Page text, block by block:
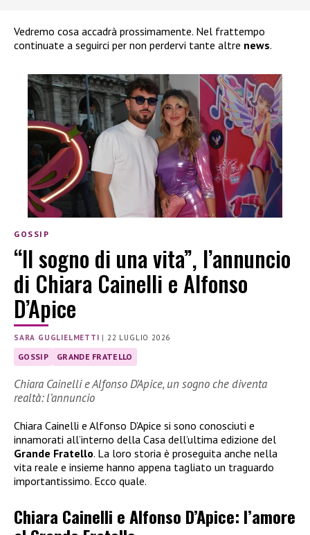
Vedremo cosa accadrà prossimamente. Nel frattempo
continuate a seguirci per non perdervi tante altre news.
GOSSIP
“Il sogno di una vita”, l’annuncio
di Chiara Cainelli e Alfonso
D’Apice
SARA GUGLIELMETTI | 22 LUGLIO 2026
GOSSIP GRANDE FRATELLO
Chiara Cainelli e Alfonso D’Apice, un sogno che diventa
realtà: l’annuncio
Chiara Cainelli e Alfonso D’Apice si sono conosciuti e
innamorati all’interno della Casa dell’ultima edizione del
Grande Fratello. La loro storia è proseguita anche nella
vita reale e insieme hanno appena tagliato un traguardo
importantissimo. Ecco quale.
Chiara Cainelli e Alfonso D’Apice: l’amore